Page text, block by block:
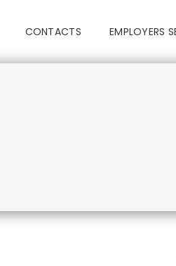
CONTACTS EMPLOYERS